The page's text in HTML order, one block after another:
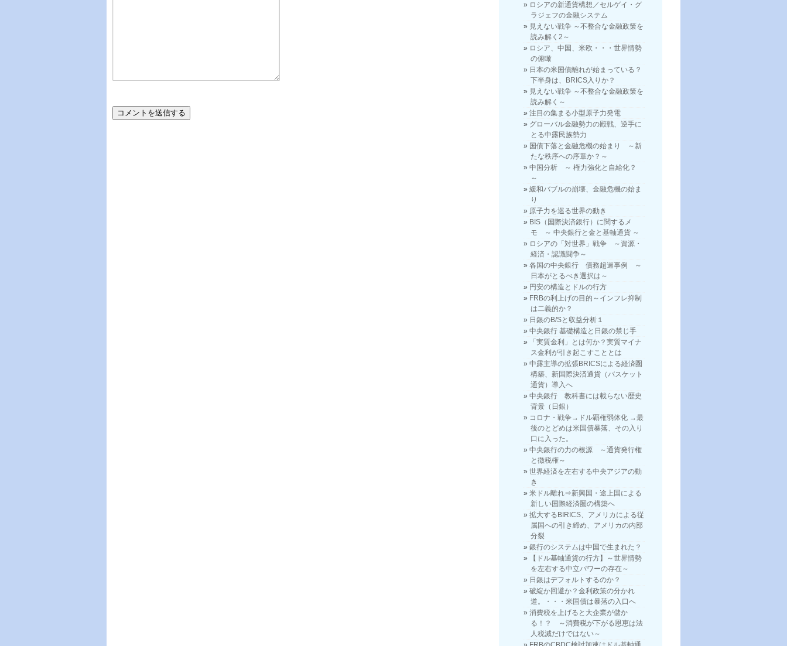
ロシアの新通貨構想／セルゲイ・グ
ラジェフの金融システム
見えない戦争 ～不整合な金融政策を
読み解く2～
ロシア、中国、米欧・・・世界情勢
の俯瞰
日本の米国債離れが始まっている？
下半身は、BRICS入りか？
見えない戦争 ～不整合な金融政策を
読み解く～
注目の集まる小型原子力発電
グローバル金融勢力の殿戦、逆手に
とる中露民族勢力
国債下落と金融危機の始まり ～新
たな秩序への序章か？～
中国分析 ～ 権力強化と自給化？
～
緩和バブルの崩壊、金融危機の始ま
り
原子力を巡る世界の動き
BIS（国際決済銀行）に関するメ
モ ～ 中央銀行と金と基軸通貨 ～
ロシアの「対世界」戦争 ～資源・
経済・認識闘争～
各国の中央銀行 債務超過事例 ～
日本がとるべき選択は～
円安の構造とドルの行方
FRBの利上げの目的～インフレ抑制
は二義的か？
日銀のB/Sと収益分析１
中央銀行 基礎構造と日銀の禁じ手
「実質金利」とは何か？実質マイナ
ス金利が引き起こすこととは
中露主導の拡張BRICSによる経済圏
構築、新国際決済通貨（バスケット
通貨）導入へ
中央銀行 教科書には載らない歴史
背景（日銀）
コロナ・戦争→ドル覇権弱体化 →最
後のとどめは米国債暴落、その入り
口に入った。
中央銀行の力の根源 ～通貨発行権
と徴税権～
世界経済を左右する中央アジアの動
き
米ドル離れ⇒新興国・途上国による
新しい国際経済圏の構築へ
拡大するBIRICS、アメリカによる従
属国への引き締め、アメリカの内部
分裂
銀行のシステムは中国で生まれた？
【ドル基軸通貨の行方】～世界情勢
を左右する中立パワーの存在～
日銀はデフォルトするのか？
破綻か回避か？金利政策の分かれ
道。・・・米国債は暴落の入口へ
消費税を上げると大企業が儲か
る！？ ～消費税が下がる恩恵は法
人税減だけではない～